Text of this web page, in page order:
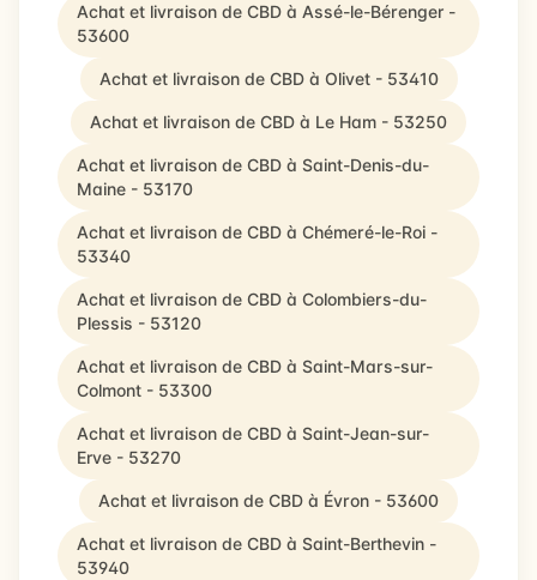
Achat et livraison de CBD à Assé-le-Bérenger -
53600
Achat et livraison de CBD à Olivet - 53410
Achat et livraison de CBD à Le Ham - 53250
Achat et livraison de CBD à Saint-Denis-du-
Maine - 53170
Achat et livraison de CBD à Chémeré-le-Roi -
53340
Achat et livraison de CBD à Colombiers-du-
Plessis - 53120
Achat et livraison de CBD à Saint-Mars-sur-
Colmont - 53300
Achat et livraison de CBD à Saint-Jean-sur-
Erve - 53270
Achat et livraison de CBD à Évron - 53600
Achat et livraison de CBD à Saint-Berthevin -
53940